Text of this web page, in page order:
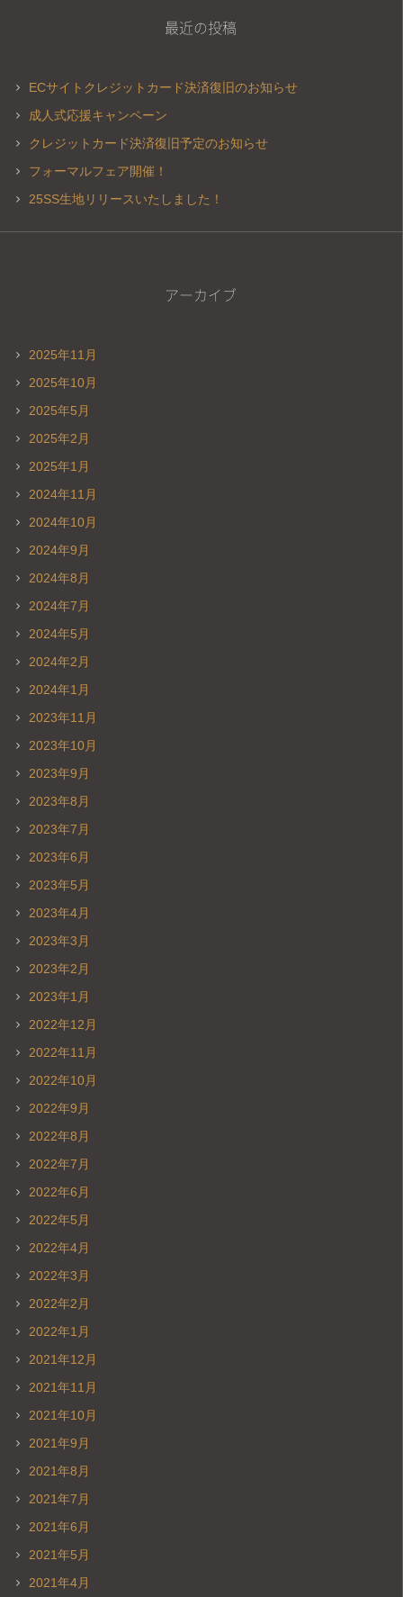
最近の投稿
ECサイトクレジットカード決済復旧のお知らせ
成人式応援キャンペーン
クレジットカード決済復旧予定のお知らせ
フォーマルフェア開催！
25SS生地リリースいたしました！
アーカイブ
2025年11月
2025年10月
2025年5月
2025年2月
2025年1月
2024年11月
2024年10月
2024年9月
2024年8月
2024年7月
2024年5月
2024年2月
2024年1月
2023年11月
2023年10月
2023年9月
2023年8月
2023年7月
2023年6月
2023年5月
2023年4月
2023年3月
2023年2月
2023年1月
2022年12月
2022年11月
2022年10月
2022年9月
2022年8月
2022年7月
2022年6月
2022年5月
2022年4月
2022年3月
2022年2月
2022年1月
2021年12月
2021年11月
2021年10月
2021年9月
2021年8月
2021年7月
2021年6月
2021年5月
2021年4月